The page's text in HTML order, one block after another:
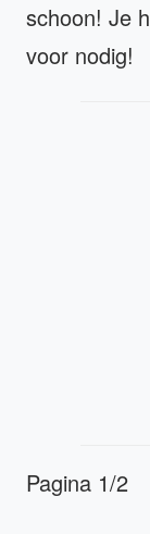
schoon! Je
voor nodig!
Pagina 1/2